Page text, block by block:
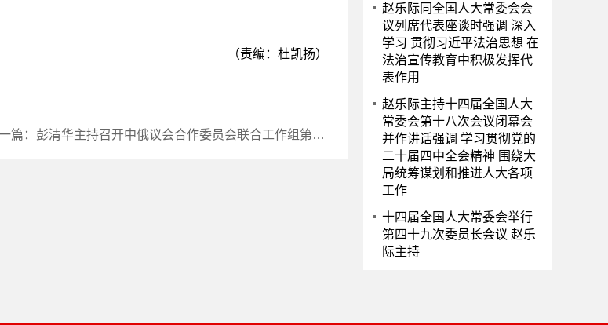
（责编：杜凯扬）
篇： 彭清华主持召开中俄议会合作委员会联合工作组第三次会议
赵乐际同全国人大常委会会
议列席代表座谈时强调 深入
学习 贯彻习近平法治思想 在
法治宣传教育中积极发挥代
表作用
赵乐际主持十四届全国人大
常委会第十八次会议闭幕会
并作讲话强调 学习贯彻党的
二十届四中全会精神 围绕大
局统筹谋划和推进人大各项
工作
十四届全国人大常委会举行
第四十九次委员长会议 赵乐
际主持